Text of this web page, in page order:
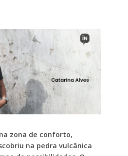
zona de conforto,
na pedra vulcânica